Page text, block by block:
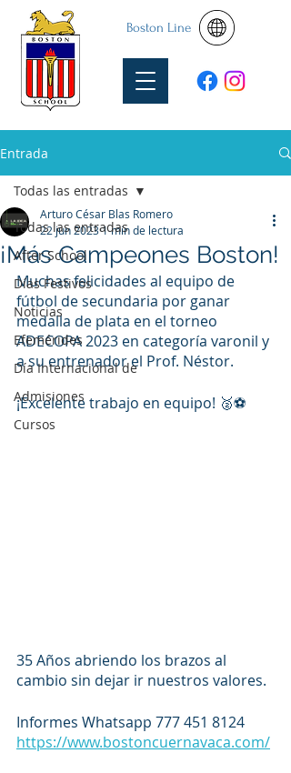
Boston Line
Entrada
Todas las entradas
After School
Días Festivos
Noticias
Efemérides
Día Internacional de
Admisiones
Cursos
Todas las entradas
¡Más Campeones Boston!
Arturo César Blas Romero
22 jun 20231 min de lectura
Muchas felicidades al equipo de
fútbol de secundaria por ganar
medalla de plata en el torneo
ADECOPA 2023 en categoría varonil y
a su entrenador el Prof. Néstor.
¡Excelente trabajo en equipo! 🥈⚽️
35 Años abriendo los brazos al
cambio sin dejar ir nuestros valores.
Informes Whatsapp 777 451 8124
https://www.bostoncuernavaca.com/